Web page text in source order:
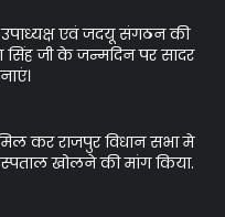
उपाध्यक्ष एवं जदयू संगठन की
सिंह जी के जन्मदिन पर सादर
मिल कर राजपुर विधान सभा मे
खोलने की मांग किया.